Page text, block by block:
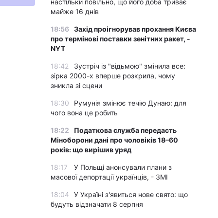
настільки повільно, що його доба триває
майже 16 днів
18:56 Захід проігнорував прохання Києва
про термінові поставки зенітних ракет, -
NYT
18:42
Зустріч із "відьмою" змінила все:
зірка 2000-х вперше розкрила, чому
зникла зі сцени
18:30
Румунія змінює течію Дунаю: для
чого вона це робить
18:22
Податкова служба передасть
Міноборони дані про чоловіків 18–60
років: що вирішив уряд
18:17
У Польщі анонсували плани з
масової депортації українців, - ЗМІ
18:04
У Україні з'явиться нове свято: що
будуть відзначати 8 серпня